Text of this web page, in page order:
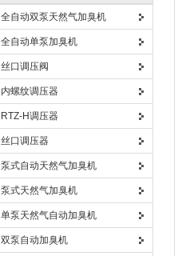
全自动双泵天然气加臭机
全自动单泵加臭机
丝口调压阀
内螺纹调压器
RTZ-H调压器
丝口调压器
泵式自动天然气加臭机
泵式天然气加臭机
单泵天然气自动加臭机
双泵自动加臭机